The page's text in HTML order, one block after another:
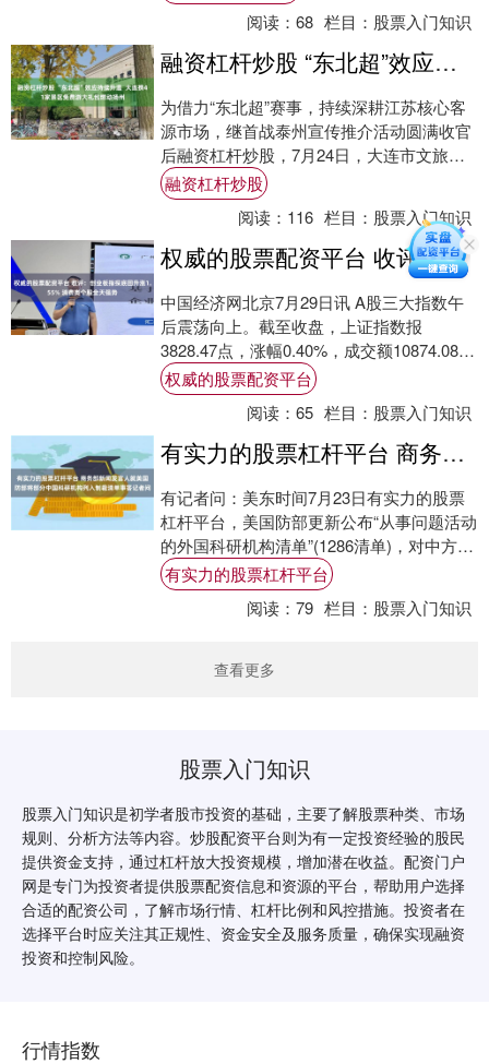
阅读：68 栏目： 股票入门知识
融资杠杆炒股 “东北超”效应持续升温 大连携41家景区免费游大礼包燃动扬州
为借力“东北超”赛事，持续深耕江苏核心客
源市场，继首战泰州宣传推介活动圆满收官
后融资杠杆炒股，7月24日，大连市文旅局
抵达江苏之行第二站扬州，与扬州市文广旅
局开....
融资杠杆炒股
阅读： 116 栏目： 股票入门知识
权威的股票配资平台 收评：创业板指探底回升涨1.55% 消费类个股全天强势
中国经济网北京7月29日讯 A股三大指数午
后震荡向上。截至收盘，上证指数报
3828.47点，涨幅0.40%，成交额10874.08亿
元；深证成指报13658.4....
权威的股票配资平台
阅读：65 栏目： 股票入门知识
有实力的股票杠杆平台 商务部新闻发言人就美国防部将部分中国科研机构列入制裁清单事答记者问
有记者问：美东时间7月23日有实力的股票
杠杆平台，美国防部更新公布“从事问题活动
的外国科研机构清单”(1286清单)，对中方部
分科研机构实施列单制裁。请问商务部....
有实力的股票杠杆平台
阅读：79 栏目： 股票入门知识
查看更多
股票入门知识
股票入门知识是初学者股市投资的基础，主要了解股票种类、市场
规则、分析方法等内容。炒股配资平台则为有一定投资经验的股民
提供资金支持，通过杠杆放大投资规模，增加潜在收益。配资门户
网是专门为投资者提供股票配资信息和资源的平台，帮助用户选择
合适的配资公司，了解市场行情、杠杆比例和风控措施。投资者在
选择平台时应关注其正规性、资金安全及服务质量，确保实现融资
投资和控制风险。
行情指数